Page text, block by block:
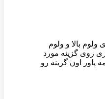
ولوم بالا و ولوم
روی گزینه مورد
پاور اون گزینه رو